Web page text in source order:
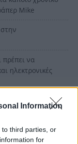
Information
third parties, or
for
Mike
πρέπει να
ηλεκτρονικές
Marfin
τρέχει